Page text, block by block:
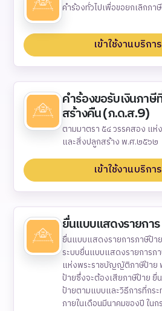
คำร้องทั่วไปเพื่อขอยกเลิกภา
เข้าใช้งานบริการ
คำร้องขอรับเงินภา
สร้างคืน (ภ.ด.ส.9)
ตามมาตรา ๕๔ วรรคสอง แ
และสิ่งปลูกสร้าง พ.ศ.๒๕๖๒
เข้าใช้งานบริการ
ยื่นแบบแสดงรายกา
ยื่นแบบแสดงรายการภาษีป้
ระบบยื่นแบบแสดงรายการภ
แห่งพระราชบัญญัติภาษีป้าย
ป้ายซึ่งจะต้องเสียภาษีป้าย
ป้ายตามแบบและวิธีการที่กร
ภายในเดือนมีนาคมของปี ใน